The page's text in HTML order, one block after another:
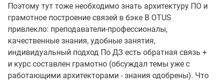
Поэтому тут тоже необходимо знать архитектуру ПО и
грамотное построение связей в бэке В OTUS
привлекло: преподаватели-профессионалы,
качественные знания, удобные занятия,
индивидуальный подход По ДЗ есть обратная связь +
и курс составлен грамотно (обсуждал темы уже с
работающими архитекторами - знания одобрены). Что